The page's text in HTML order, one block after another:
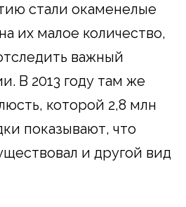
стали окаменелые
их малое количество,
важный
В 2013 году там же
которой 2,8 млн
показывают, что
и другой вид